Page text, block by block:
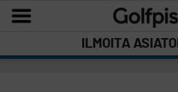
ILMOITA